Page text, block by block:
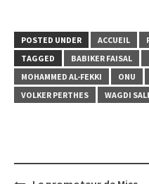
POSTED UNDER ACCUEIL
TAGGED
BABIKER FAISAL
MOHAMMED AL-FEKKI
ONU
VOLKER PERTHES
WAGDI